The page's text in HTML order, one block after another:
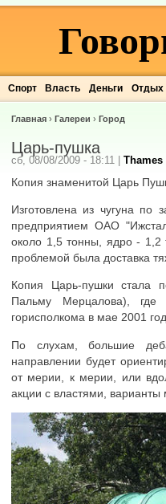
Спорт Власть Деньги Отдых
Главная › Галереи › Город
Царь-пушка
сб, 08/08/2009 - 18:11 | Thames
Копия знаменитой Царь
Изготовлена из чугуна по
предприятием ОАО
около 1,5 тонны, ядро - 1,2
проблемой была доставка
Копия Царь-пушки стала
Пальму Мерцалова),
горисполкома в мае 2001
По слухам, большие
направлении будет
от мерии, к мерии, или
акции с властями,